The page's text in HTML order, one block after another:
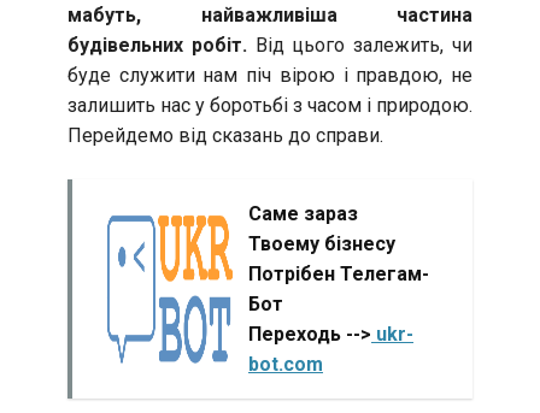
мабуть, найважливіша частина
будівельних робіт. Від цього залежить, чи
буде служити нам піч вірою і правдою, не
залишить нас у боротьбі з часом і природою.
Перейдемо від сказань до справи.
Саме зараз
Твоему бізнесу
Потрібен Телегам-
Бот
Переходь --> ukr-
bot.com